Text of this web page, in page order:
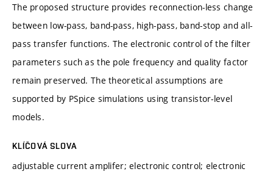
The proposed structure provides reconnection-less change
between low-pass, band-pass, high-pass, band-stop and all-
pass transfer functions. The electronic control of the filter
parameters such as the pole frequency and quality factor
remain preserved. The theoretical assumptions are
supported by PSpice simulations using transistor-level
models.
KLÍČOVÁ SLOVA
adjustable current amplifer; electronic control; electronic